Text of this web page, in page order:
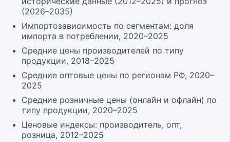
(2026–2035)
Импортозависимость по сегментам: доля
импорта в потреблении, 2020–2025
Средние цены производителей по типу
продукции, 2018–2025
Средние оптовые цены по регионам РФ, 2020–
2025
Средние розничные цены (онлайн и офлайн) по
типу продукции, 2020–2025
Ценовые индексы: производитель, опт,
розница, 2012–2025